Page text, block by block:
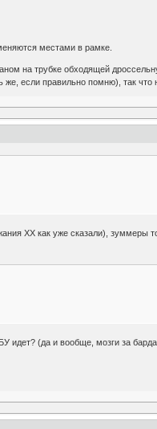
местами в рамке.
на трубке обходящей
если правильно помню), так что
ХХ как уже сказали), зуммеры
идет? (да и вообще, мозги за